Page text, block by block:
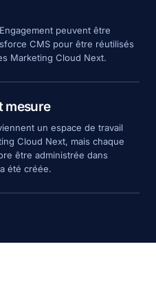
peuvent être
CMS pour être réutilisés
Marketing Cloud Next.
mesure
un espace de travail
Cloud Next, mais chaque
être administrée dans
été créée.